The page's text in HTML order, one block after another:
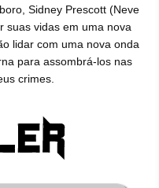
Sidney Prescott (Neve
suas vidas em uma nova
lidar com uma nova onda
para assombrá-los nas
crimes.